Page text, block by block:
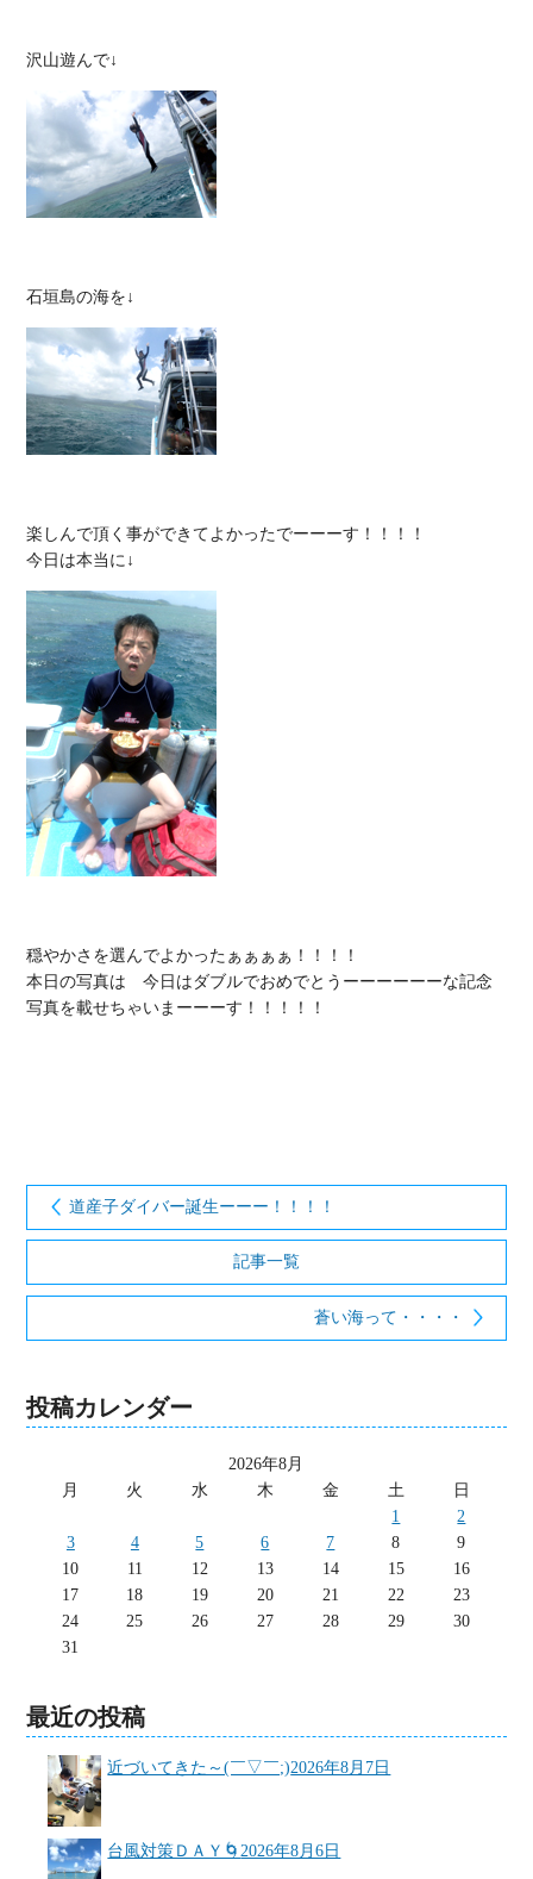
楽しんで頂く事ができてよかったでーーーす！！！！
穏やかさを選んでよかったぁぁぁぁ！！！！
本日の写真は　今日はダブルでおめでとうーーーーーーな記念
写真を載せちゃいまーーーす！！！！！
道産子ダイバー誕生ーーー！！！！
記事一覧
蒼い海って・・・・
投稿カレンダー
2026年8月
月
火 水 木 金 土
日
1
2
3
4 5 6 7 8
9
10
11 12 13 14 15
16
17
18 19 20 21 22
23
24
25 26 27 28 29
30
31
最近の投稿
近づいてきた～(￣▽￣;)2026年8月7日
台風対策ＤＡＹ🌀 2026年8月6日